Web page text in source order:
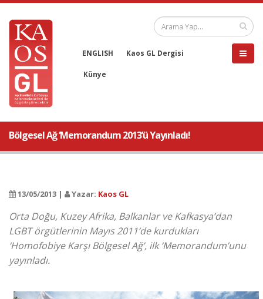
ENGLISH Kaos GL Dergisi
Künye
Bölgesel Ağ ‘Memorandum 2013’ü Yayınladı!
13/05/2013 | Yazar: Kaos GL
Orta Doğu, Kuzey Afrika, Balkanlar ve Kafkasya’dan
LGBT örgütlerinin Mayıs 2011’de kurdukları
‘Homofobiye Karşı Bölgesel Ağ’, ilk ‘Memorandum’unu
yayınladı.